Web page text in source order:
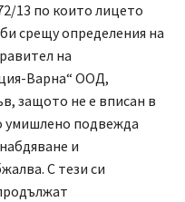
13 по които лицето
срещу определения на
на
Варна“ ООД,
защото не е вписан в
умишлено подвежда
и
С тези си